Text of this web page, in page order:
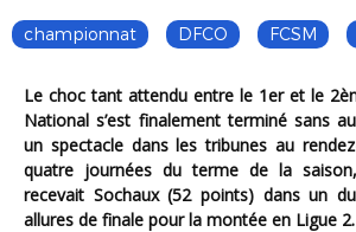
championnat DFCO FCSM
Le choc tant attendu entre le 1er et le 2ème du Championnat
National s’est finalement terminé sans
un spectacle dans les tribunes au
quatre journées du terme de la
recevait Sochaux (52 points) dans un
allures de finale pour la montée en Ligue 2.